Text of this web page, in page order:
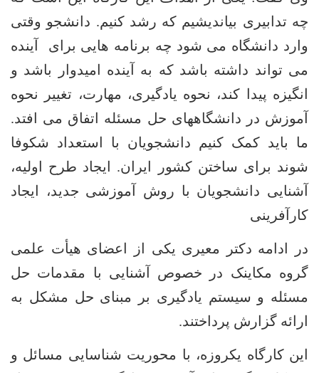
تدابیری بیاندیشیم که رشد کنیم. دانشجو وقتی
دانشگاه می شود چه برنامه هایی برای آینده
تواند داشته باشد که به آینده امیدوار باشد و
پیدا کند، نحوه یادگیری، مهارت، تغییر نحوه
در دانشگاههای حل مسئله اتفاق می افتد.
باید کمک کنیم دانشجویان با استعداد شکوفا
برای ساختن کشور ایران. ایجاد طرح اولیه،
دانشجویان با روش آموزشی جدید، ایجاد
ادامه دکتر معیری یکی از اعضای هیأت علمی
مکاینک در خصوص آشنایی با مقدمات حل
و سیستم یادگیری بر مبنای حل مشکل به
گزارش پرداختند.
کارگاه یکروزه، با محوریت شناسایی مسائل و